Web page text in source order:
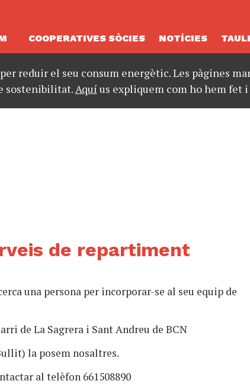
COOPERATIVES SÒCIES NOTÍCIES
reduir el seu consum energètic. Les pàgines
sostenibilitat.Aquíus expliquem com ho hem fet
de repartiment
una persona per incorporar-se al seu equip de
de La Sagrera i Sant Andreu de BCN
la posem nosaltres.
al telèfon 661508890